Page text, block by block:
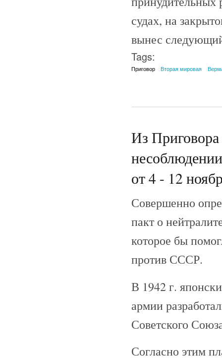
судах, на
вынес
Tags:
Приговор Вторая мировая
Из Приговора
от 4 - 12
Совершенно
пакт о
которое бы
против СССР.
В 1942 г.
армии
Советского
Согласно этим